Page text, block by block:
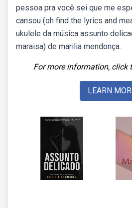
pessoa pra você sei que me
cansou (oh find the lyrics and
ukulele da música assunto
maraisa) de marilia mendonça.
For more information, click
LEARN